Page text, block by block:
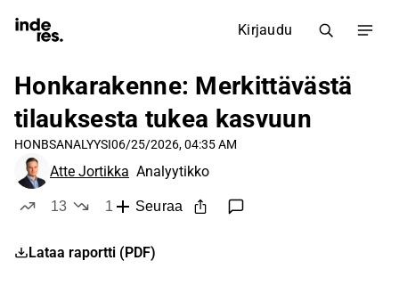
Kirjaudu
Honkarakenne: Merkittävästä
tilauksesta tukea kasvuun
HONBSANALYYSI06/25/2026, 04:35 AM
Atte Jortikka Analyytikko
13
1
Seuraa
Lataa raportti (PDF)